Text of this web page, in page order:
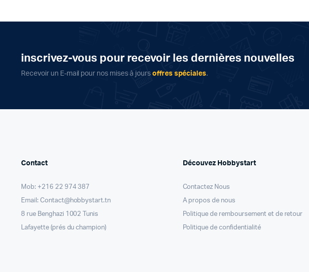
inscrivez-vous pour recevoir les dernières nouvelles
Recevoir un E-mail pour nos mises à jours offres spéciales.
Contact
Mob: +216 22 974 387
Email: Contact@hobbystart.tn
8 rue Benghazi 1002 Tunis
Lafayette (prés du champion)
Découvez Hobbystart
Contactez Nous
A propos de nous
Politique de remboursement et de retour
Politique de confidentialité